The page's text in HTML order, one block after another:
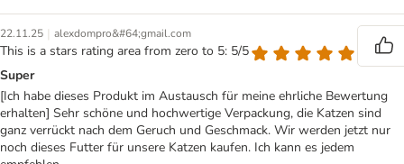
22.11.25 | alexdompro&#64;gmail.com
This is a stars rating area from zero to 5: 5/5
Super
[Ich habe dieses Produkt im Austausch für meine ehrliche Bewertung
erhalten] Sehr schöne und hochwertige Verpackung, die Katzen sind
ganz verrückt nach dem Geruch und Geschmack. Wir werden jetzt nur
noch dieses Futter für unsere Katzen kaufen. Ich kann es jedem